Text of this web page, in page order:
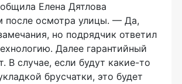
Елена Дятлова
после осмотра улицы. — Да,
но подрядчик ответил
Далее гарантийный
В случае, если будут какие-то
брусчатки, это будет